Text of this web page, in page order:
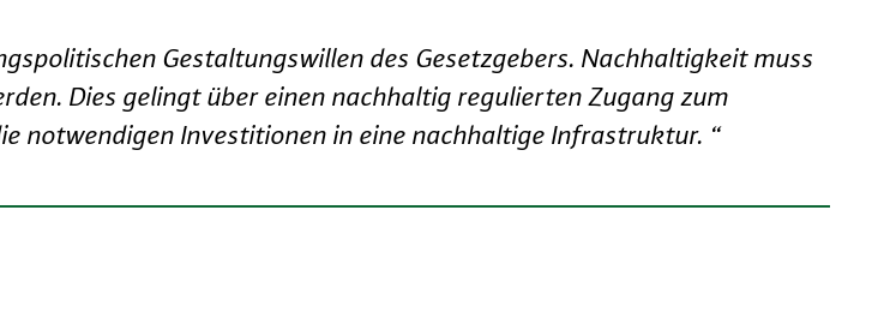
Gestaltungswillen des Gesetzgebers. Nachhaltigkeit muss
Dies gelingt über einen nachhaltig regulierten Zugang zum
notwendigen Investitionen in eine nachhaltige Infrastruktur. “